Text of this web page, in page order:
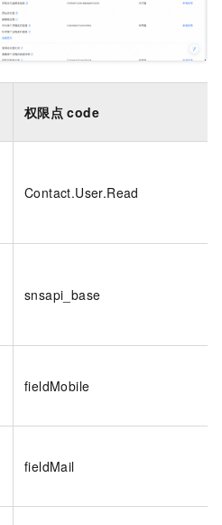
权限点 code
Contact.User.Read
snsapi_base
fieldMobile
fieldMail